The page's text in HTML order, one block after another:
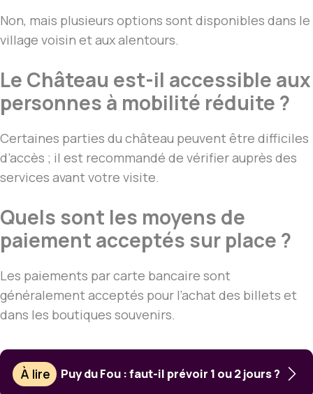
Non, mais plusieurs options sont disponibles dans le
village voisin et aux alentours.
Le Château est-il accessible aux
personnes à mobilité réduite ?
Certaines parties du château peuvent être difficiles
d’accès ; il est recommandé de vérifier auprès des
services avant votre visite.
Quels sont les moyens de
paiement acceptés sur place ?
Les paiements par carte bancaire sont
généralement acceptés pour l’achat des billets et
dans les boutiques souvenirs.
À lire Puy du Fou : faut-il prévoir 1 ou 2 jours ?